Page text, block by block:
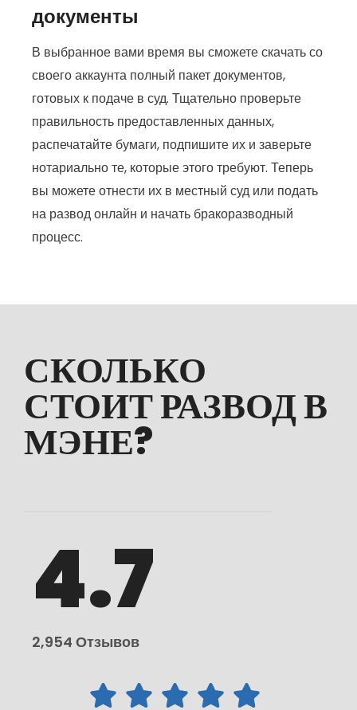
документы
В выбранное вами время вы сможете скачать со
своего аккаунта полный пакет документов,
готовых к подаче в суд. Тщательно проверьте
правильность предоставленных данных,
распечатайте бумаги, подпишите их и заверьте
нотариально те, которые этого требуют. Теперь
вы можете отнести их в местный суд или подать
на развод онлайн и начать бракоразводный
процесс.
СКОЛЬКО
СТОИТ РАЗВОД В
МЭНЕ?
4.7
2,954 Отзывов